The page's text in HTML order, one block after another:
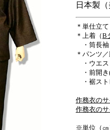
日本製（
＊単仕立
＊上着（B
・筒長袖
＊パンツ
・ウエス
・前開き
・裾スト
作務衣の
作務衣のサ
※単位（㎝